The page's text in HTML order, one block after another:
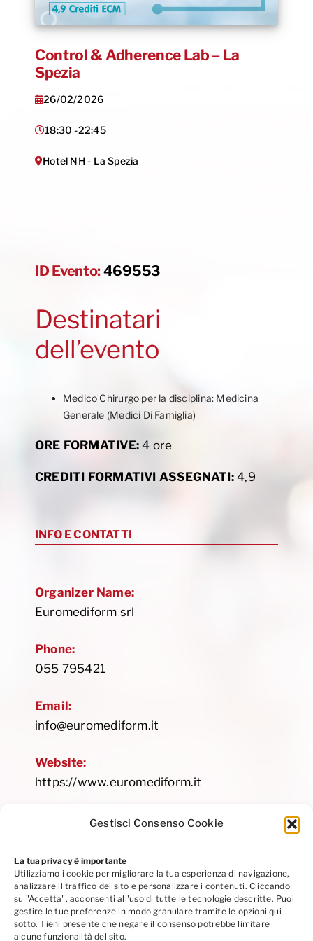
Gestisci Consenso Cookie
La tua privacy è importante
Utilizziamo i cookie per migliorare la tua esperienza di navigazione,
analizzare il traffico del sito e personalizzare i contenuti. Cliccando
su "Accetta", acconsenti all'uso di tutte le tecnologie descritte. Puoi
gestire le tue preferenze in modo granulare tramite le opzioni qui
sotto. Tieni presente che negare il consenso potrebbe limitare
alcune funzionalità del sito.
Control & Adherence Lab – La
Spezia
26/02/2026
18:30 -22:45
Hotel NH - La Spezia
ID Evento:469553
Destinatari
dell’evento
Medico Chirurgo per la disciplina: Medicina
Generale (Medici Di Famiglia)
ORE FORMATIVE:4 ore
CREDITI FORMATIVI ASSEGNATI:4,9
INFO E CONTATTI
Organizer Name:
Euromediform srl
Phone:
055 795421
Email:
info@euromediform.it
Website:
https://www.euromediform.it
Privacy Policy|Cookie Policy|Codice Etico
Seguici su Linkedin